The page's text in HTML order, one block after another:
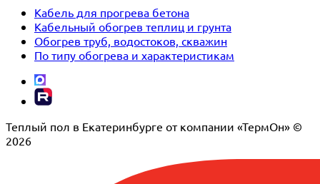
Кабель для прогрева бетона
Кабельный обогрев теплиц и грунта
Обогрев труб, водостоков, скважин
По типу обогрева и характеристикам
Теплый пол в Екатеринбурге от компании «ТермОн» ©
2026